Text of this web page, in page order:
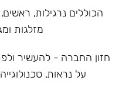
הכוללים נרגילות,
מזלגות
חזון החברה - להעשיר
על נראות,